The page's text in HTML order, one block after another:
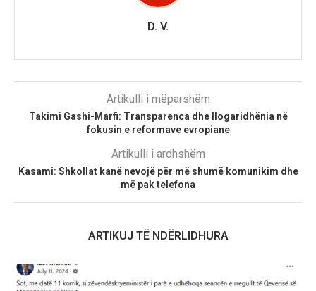
D. V.
Artikulli i mëparshëm
Takimi Gashi-Marfi: Transparenca dhe llogaridhënia në
fokusin e reformave evropiane
Artikulli i ardhshëm
Kasami: Shkollat kanë nevojë për më shumë komunikim dhe
më pak telefona
ARTIKUJ TË NDËRLIDHURA